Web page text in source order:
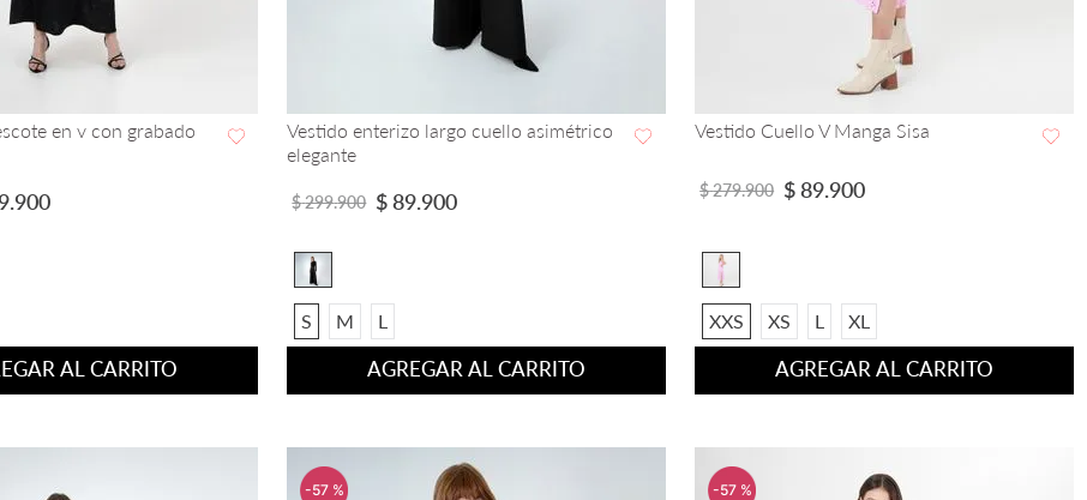
en v con grabado
.900
AL CARRITO
Vestido enterizo largo cuello asimétrico
elegante
$299.900 $89.900
S M L
AGREGAR AL CARRITO
VISTA RAPIDA
Vestido Cuello V Manga Sisa
$279.900 $89.900
XXS XS L XL
AGREGAR AL CARRITO
-57 % -57 %